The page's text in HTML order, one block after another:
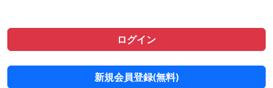
ログイン
新規会員登録(無料)